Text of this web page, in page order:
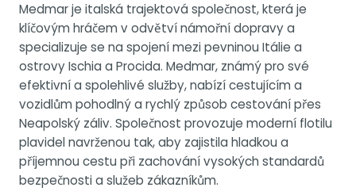
Medmar je italská trajektová společnost, která je
klíčovým hráčem v odvětví námořní dopravy a
specializuje se na spojení mezi pevninou Itálie a
ostrovy Ischia a Procida. Medmar, známý pro své
efektivní a spolehlivé služby, nabízí cestujícím a
vozidlům pohodlný a rychlý způsob cestování přes
Neapolský záliv. Společnost provozuje moderní flotilu
plavidel navrženou tak, aby zajistila hladkou a
příjemnou cestu při zachování vysokých standardů
bezpečnosti a služeb zákazníkům.